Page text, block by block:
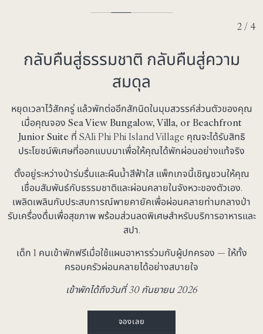
3 / 4
กลับคืนสู่ธรรมชาติ กลับคืนสู่ความ
สมดุล
หยุดเวลาไว้สักครู่ แล้วพักต่ออีกสักนิดในมุมสวรรค์ส่วนตัวของคุณ
เมื่อคุณจอง Sea View Bungalow, Villa, or Beachfront
Junior Suiteที่ SAIi Phi Phi Island Village คุณจะได้รับสิทธิ
ประโยชน์พิเศษที่ออกแบบมาเพื่อให้คุณได้พักผ่อนอย่างแท้จริง
ตั้งอยู่ระหว่างป่าร่มรื่นและผืนน้ำสีฟ้าใส แพ็กเกจนี้เชิญชวนให้คุณ
เชื่อมสัมพันธ์กับธรรมชาติและผ่อนคลายในจังหวะของตัวเอง.
เพลิดเพลินกับประสบการณ์พายคายัคเพื่อผ่อนคลายท่ามกลางป่า
รับเครื่องดื่มเพื่อสุขภาพ พร้อมส่วนลดพิเศษสำหรับบริการอาหารและ
สปา.
เด็ก 1 คนเข้าพักฟรีเมื่อใช้แผนอาหารร่วมกับผู้ปกครอง — ให้ทั้ง
ครอบครัวผ่อนคลายได้อย่างสบายใจ
เข้าพักได้ถึงวันที่ 30 กันยายน 2026
จองเลย